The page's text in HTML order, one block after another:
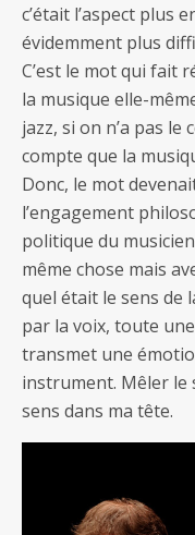
c’était l’aspect plus
évidemment plus
C’est le mot qui fait
la musique elle-
jazz, si on n’a pas
compte que la
Donc, le mot
l’engagement
politique du
même chose mais
quel était le sens de
par la voix, toute
transmet une
instrument. Mêler le
sens dans ma tête.